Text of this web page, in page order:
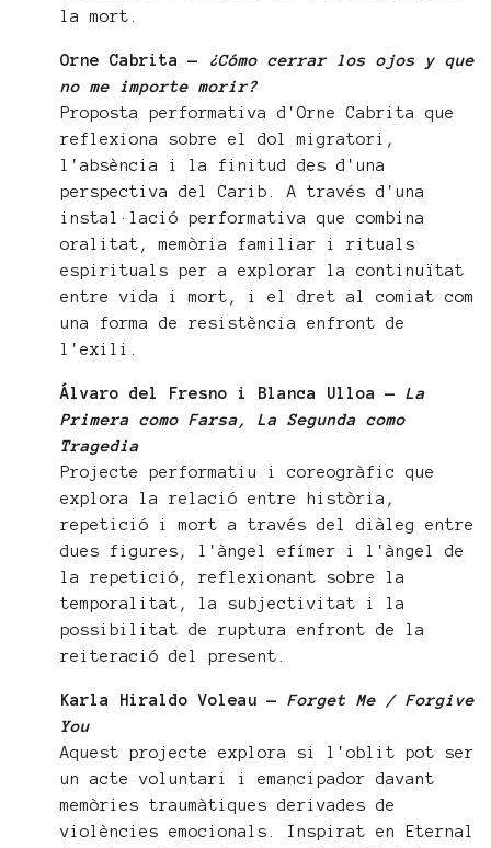
la mort.
Orne Cabrita —
¿Cómo cerrar los ojos y que
no me importe morir?
Proposta performativa d'Orne Cabrita que
reflexiona sobre el dol migratori,
l'absència i la finitud des d'una
perspectiva del Carib. A través d'una
instal·lació performativa que combina
oralitat, memòria familiar i rituals
espirituals per a explorar la continuïtat
entre vida i mort, i el dret al comiat com
una forma de resistència enfront de
l'exili.
Álvaro del Fresno i Blanca Ulloa — La
Primera como Farsa, La Segunda como
Tragedia
Projecte performatiu i coreogràfic que
explora la relació entre història,
repetició i mort a través del diàleg entre
dues figures, l'àngel efímer i l'àngel de
la repetició, reflexionant sobre la
temporalitat, la subjectivitat i la
possibilitat de ruptura enfront de la
reiteració del present.
Karla Hiraldo Voleau — Forget Me / Forgive
You
Aquest projecte explora si l'oblit pot ser
un acte voluntari i emancipador davant
memòries traumàtiques derivades de
violències emocionals. Inspirat en Eternal